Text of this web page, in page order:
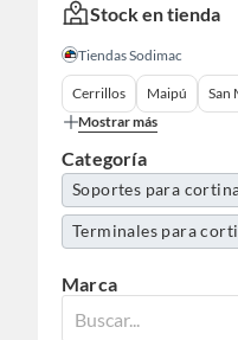
Stock en tienda
Tiendas Sodimac
Cerrillos Maipú San
Mostrar más
Categoría
Soportes para
Terminales para
Marca